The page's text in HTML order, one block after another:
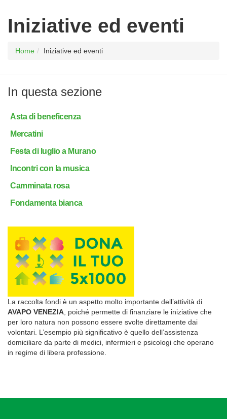
Iniziative ed eventi
Home Iniziative ed eventi
In questa sezione
Asta di beneficenza
Mercatini
Festa di luglio a Murano
Incontri con la musica
Camminata rosa
Fondamenta bianca
La raccolta fondi è un aspetto molto importante dell’attività di
AVAPO VENEZIA , poiché permette di finanziare le iniziative che
per loro natura non possono essere svolte direttamente dai
volontari. L’esempio più significativo è quello dell’assistenza
domiciliare da parte di medici, infermieri e psicologi che operano
in regime di libera professione.